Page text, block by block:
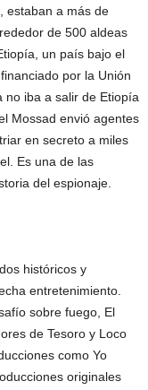
estaban a más de
de 500 aldeas
un país bajo el
por la Unión
no iba a salir de Etiopía
Mossad envió agentes
en secreto a miles
Es una de las
del espionaje.
históricos y
entretenimiento.
sobre fuego, El
de Tesoro y Loco
como Yo
originales